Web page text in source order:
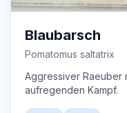
Blaubarsch
Pomatomus saltatrix
Aggressiver Raeuber
aufregenden Kampf.